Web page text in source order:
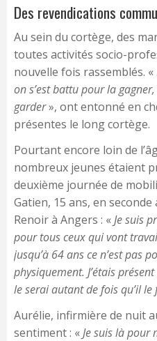
Des revendications
Au sein du cortège, des
toutes activités socio-
nouvelle fois rassemblés. «
on s’est battu pour la
garder», ont entonné en
présentes le long cortège.
Pourtant encore loin de
nombreux jeunes étaient
deuxième journée de
Gatien, 15 ans, en
Renoir à Angers : «Je suis
pour tous ceux qui vont
jusqu’à 64 ans ce n’est pas
physiquement. J’étais
le serai autant de fois qu’il le
Aurélie, infirmière de nuit
sentiment : «Je suis là pour